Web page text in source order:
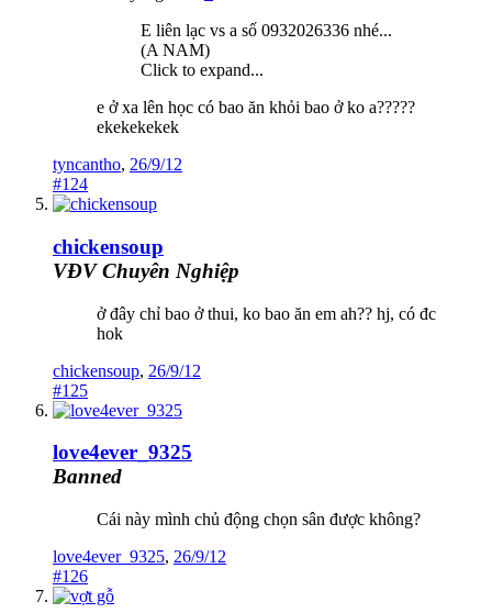
E liên lạc vs a số 0932026336 nhé...
(A NAM)
Click to expand...
e ở xa lên học có bao ăn khỏi bao ở ko a?????
ekekekekek
tyncantho, 26/9/12
#124
chickensoup
VĐV Chuyên Nghiệp
ở đây chỉ bao ở thui, ko bao ăn em ah?? hj, có đc
hok
chickensoup, 26/9/12
#125
love4ever_9325
Banned
Cái này mình chủ động chọn sân được không?
love4ever_9325, 26/9/12
#126